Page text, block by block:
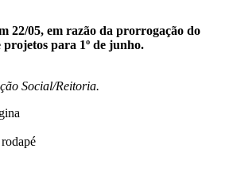
22/05, em razão da prorrogação do
projetos para 1º de junho.
Social/Reitoria.